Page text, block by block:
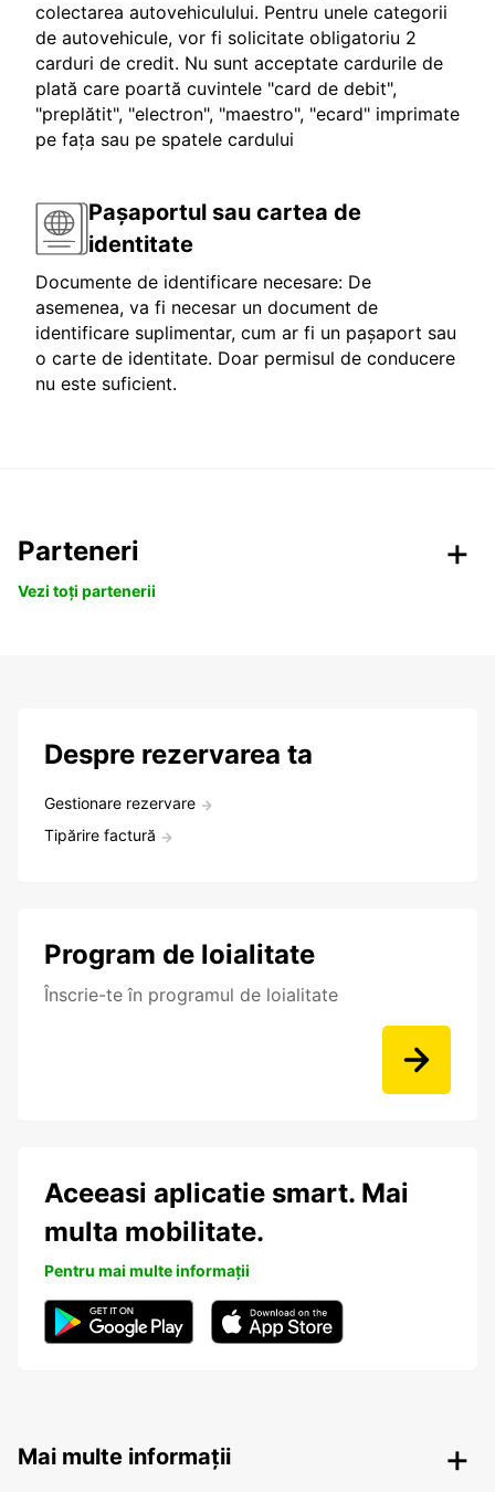
colectarea autovehiculului. Pentru unele categorii
de autovehicule, vor fi solicitate obligatoriu 2
carduri de credit. Nu sunt acceptate cardurile de
plată care poartă cuvintele "card de debit",
"preplătit", "electron", "maestro", "ecard" imprimate
pe fața sau pe spatele cardului
Pașaportul sau cartea de
identitate
Documente de identificare necesare: De
asemenea, va fi necesar un document de
identificare suplimentar, cum ar fi un pașaport sau
o carte de identitate. Doar permisul de conducere
nu este suficient.
Parteneri
Vezi toți partenerii
Despre rezervarea ta
Gestionare rezervare
Tipărire factură
Program de loialitate
Înscrie-te în programul de loialitate
Aceeasi aplicatie smart. Mai
multa mobilitate.
Pentru mai multe informații
Mai multe informații